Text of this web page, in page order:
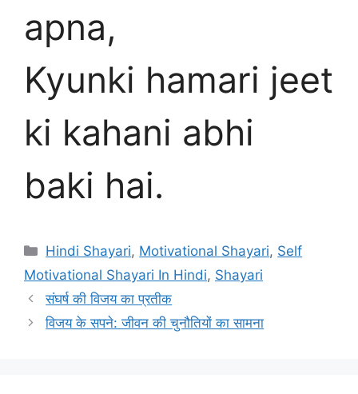
apna,
Kyunki hamari jeet
ki kahani abhi
baki hai.
Categories
Hindi Shayari, Motivational Shayari, Self
Motivational Shayari In Hindi, Shayari
संघर्ष की विजय का प्रतीक
विजय के सपने: जीवन की चुनौतियों का सामना